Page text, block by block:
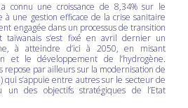
connu une croissance de 8,34% sur le
une gestion efficace de la crise sanitaire
engagée dans un processus de transition
taïwanais s’est fixé en avril dernier un
à atteindre d’ici à 2050, en misant
et le développement de l’hydrogène.
repose par ailleurs sur la modernisation de
s’appuie entre autres sur le secteur de
un des objectifs stratégiques de l’Etat